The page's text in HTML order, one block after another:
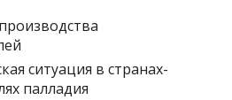
ситуация в странах-
палладия